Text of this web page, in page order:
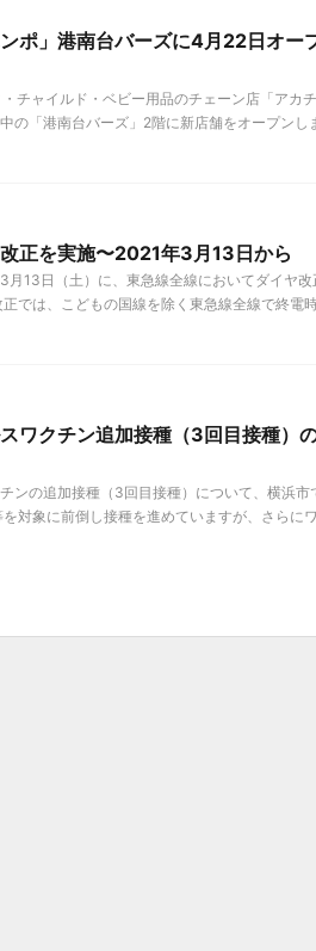
ポ」港南台バーズに4月22日オー
チャイルド・ベビー用品のチェーン店「アカ
の「港南台バーズ」2階に新店舗をオープンし
正を実施〜2021年3月13日から
13日（土）に、東急線全線においてダイヤ改
では、こどもの国線を除く東急線全線で終電
ワクチン追加接種（3回目接種）
ンの追加接種（3回目接種）について、横浜市
対象に前倒し接種を進めていますが、さらに